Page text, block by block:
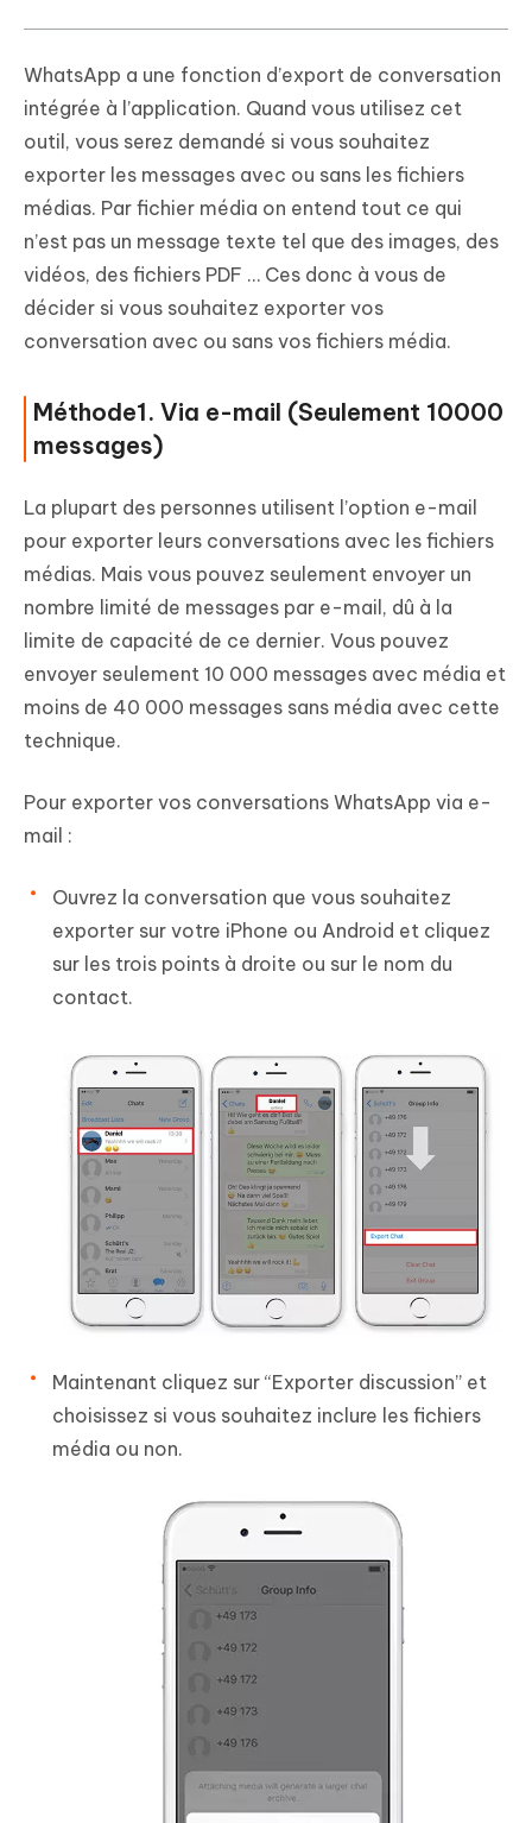
WhatsApp a une fonction d’export de conversation
intégrée à l’application. Quand vous utilisez cet
outil, vous serez demandé si vous souhaitez
exporter les messages avec ou sans les fichiers
médias. Par fichier média on entend tout ce qui
n’est pas un message texte tel que des images, des
vidéos, des fichiers PDF … Ces donc à vous de
décider si vous souhaitez exporter vos
conversation avec ou sans vos fichiers média.
Méthode1. Via e-mail (Seulement 10000
messages)
La plupart des personnes utilisent l’option e-mail
pour exporter leurs conversations avec les fichiers
médias. Mais vous pouvez seulement envoyer un
nombre limité de messages par e-mail, dû à la
limite de capacité de ce dernier. Vous pouvez
envoyer seulement 10 000 messages avec média et
moins de 40 000 messages sans média avec cette
technique.
Pour exporter vos conversations WhatsApp via e-
mail :
Ouvrez la conversation que vous souhaitez
exporter sur votre iPhone ou Android et cliquez
sur les trois points à droite ou sur le nom du
contact.
Maintenant cliquez sur “Exporter discussion” et
choisissez si vous souhaitez inclure les fichiers
média ou non.